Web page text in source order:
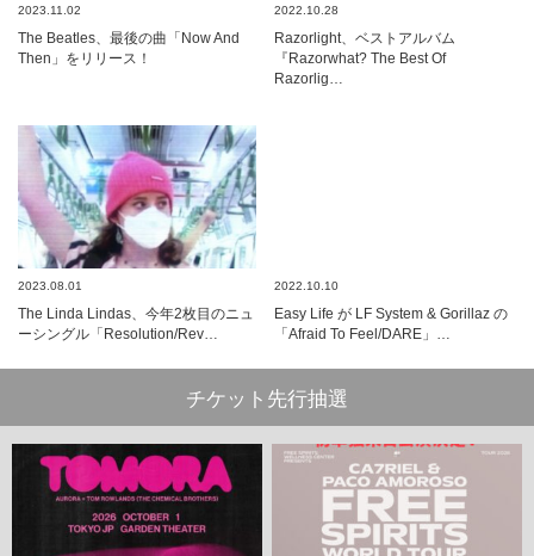
2023.11.02
The Beatles、最後の曲「Now And
Then」をリリース！
2022.10.28
Razorlight、ベストアルバム
『Razorwhat? The Best Of
Razorlig…
2023.08.01
The Linda Lindas、今年2枚目のニュ
ーシングル「Resolution/Rev…
2022.10.10
Easy Life が LF System & Gorillaz の
「Afraid To Feel/DARE」…
チケット先行抽選